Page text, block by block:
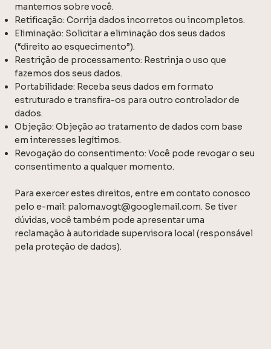
mantemos sobre você.
Retificação: Corrija dados incorretos ou incompletos.
Eliminação: Solicitar a eliminação dos seus dados
(“direito ao esquecimento”).
Restrição de processamento: Restrinja o uso que
fazemos dos seus dados.
Portabilidade: Receba seus dados em formato
estruturado e transfira-os para outro controlador de
dados.
Objeção: Objeção ao tratamento de dados com base
em interesses legítimos.
Revogação do consentimento: Você pode revogar o seu
consentimento a qualquer momento.
Para exercer estes direitos, entre em contato conosco
pelo e-mail: paloma.vogt@googlemail.com. Se tiver
dúvidas, você também pode apresentar uma
reclamação à autoridade supervisora local (responsável
pela proteção de dados).